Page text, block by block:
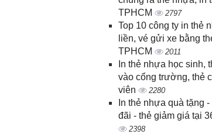
TPHCM
2797
Top 10 công ty in thẻ
liền, vé gửi xe bằng
TPHCM
2011
In thẻ nhựa học sinh,
vào cổng trường, thẻ
viên
2280
In thẻ nhựa quà tặng
đãi - thẻ giảm giá tại
2398